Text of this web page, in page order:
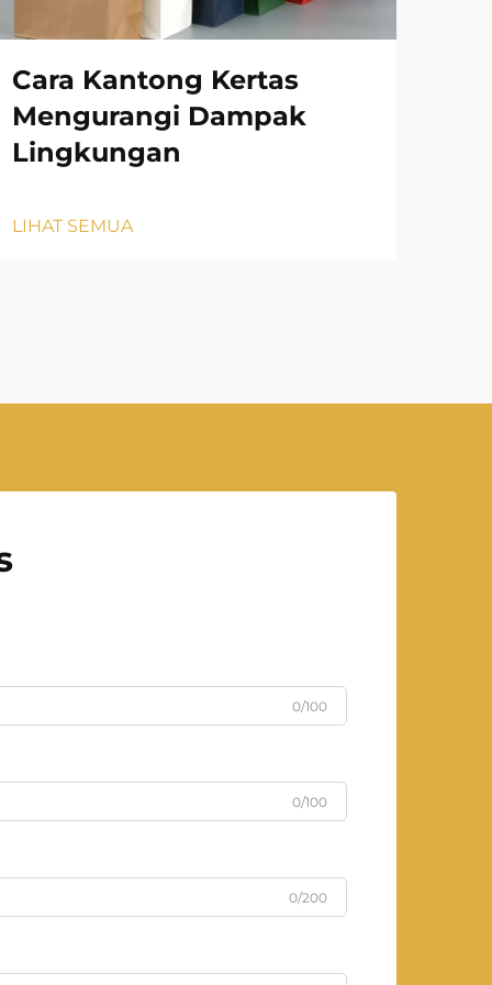
Cara Kantong Kertas
Mengurangi Dampak
Lingkungan
LIHAT SEMUA
0/100
0/100
0/200